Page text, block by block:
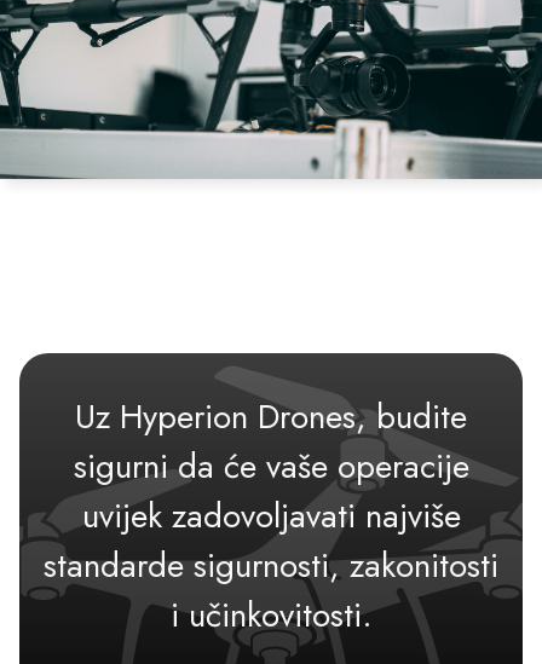
Uz Hyperion Drones, budite
sigurni da će vaše operacije
uvijek zadovoljavati najviše
standarde sigurnosti, zakonitosti
i učinkovitosti.